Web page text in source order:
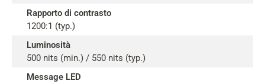
Rapporto di contrasto
1200:1 (typ.)
Luminosità
500 nits (min.) / 550 nits (typ.)
Message LED